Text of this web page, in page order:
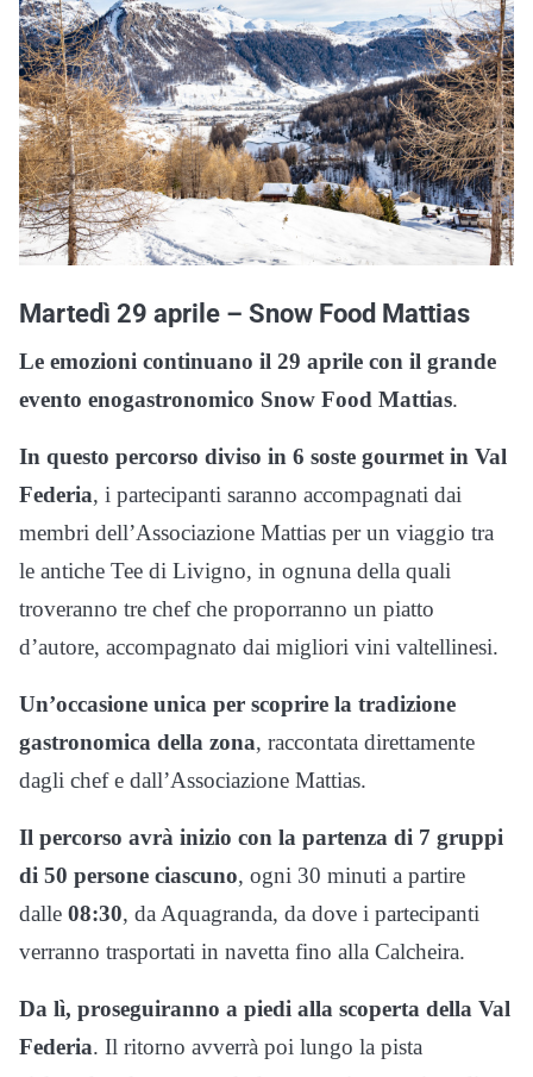
Martedì 29 aprile – Snow Food Mattias
Le emozioni continuano il 29 aprile con il grande
evento enogastronomico Snow Food Mattias.
In questo percorso diviso in 6 soste gourmet in Val
Federia, i partecipanti saranno accompagnati dai
membri dell’Associazione Mattias per un viaggio tra
le antiche Tee di Livigno, in ognuna della quali
troveranno tre chef che proporranno un piatto
d’autore, accompagnato dai migliori vini valtellinesi.
Un’occasione unica per scoprire la tradizione
gastronomica della zona, raccontata direttamente
dagli chef e dall’Associazione Mattias.
Il percorso avrà inizio con la partenza di 7 gruppi
di 50 persone ciascuno, ogni 30 minuti a partire
dalle 08:30, da Aquagranda, da dove i partecipanti
verranno trasportati in navetta fino alla Calcheira.
Da lì, proseguiranno a piedi alla scoperta della Val
Federia. Il ritorno avverrà poi lungo la pista